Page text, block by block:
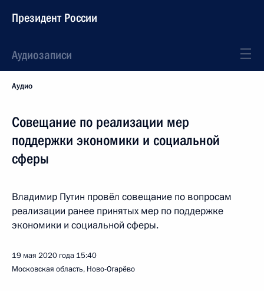
Президент России
Аудиозаписи
Аудио
Совещание по реализации мер
поддержки экономики и социальной
сферы
Владимир Путин провёл совещание по вопросам
реализации ранее принятых мер по поддержке
экономики и социальной сферы.
19 мая 2020 года 15:40
Московская область, Ново-Огарёво